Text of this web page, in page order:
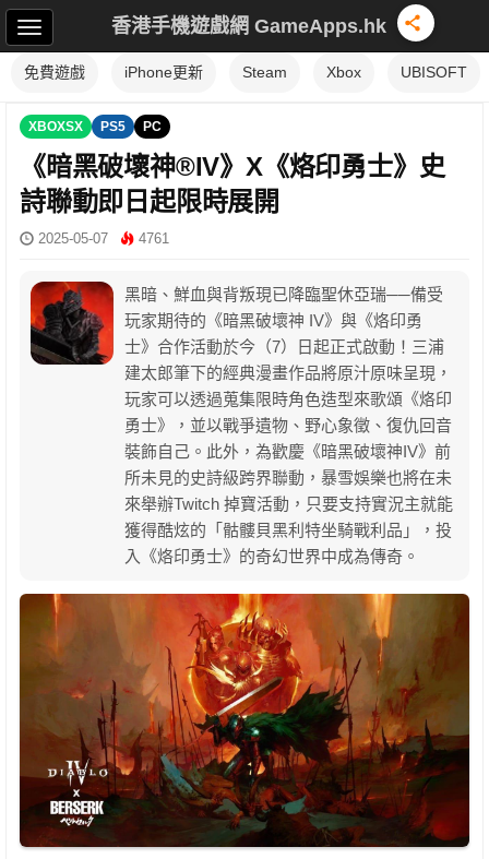
香港手機遊戲網 GameApps.hk
免費遊戲 iPhone更新 Steam Xbox UBISOFT
XBOXSX PS5 PC
《暗黑破壞神®IV》X《烙印勇士》史
詩聯動即日起限時展開
2025-05-07 4761
黑暗、鮮血與背叛現已降臨聖休亞瑞──備受
玩家期待的《暗黑破壞神 IV》與《烙印勇
士》合作活動於今（7）日起正式啟動！三浦
建太郎筆下的經典漫畫作品將原汁原味呈現，
玩家可以透過蒐集限時角色造型來歌頌《烙印
勇士》，並以戰爭遺物、野心象徵、復仇回音
裝飾自己。此外，為歡慶《暗黑破壞神IV》前
所未見的史詩級跨界聯動，暴雪娛樂也將在未
來舉辦Twitch 掉寶活動，只要支持實況主就能
獲得酷炫的「骷髏貝黑利特坐騎戰利品」，投
入《烙印勇士》的奇幻世界中成為傳奇。